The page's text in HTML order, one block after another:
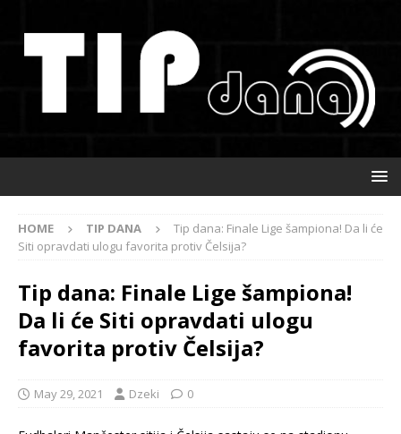
HOME TIP DANA
Tip dana: Finale Lige šampiona! Da li će
Siti opravdati ulogu favorita protiv Čelsija?
Tip dana: Finale Lige šampiona!
Da li će Siti opravdati ulogu
favorita protiv Čelsija?
May 29, 2021 Dzeki 0